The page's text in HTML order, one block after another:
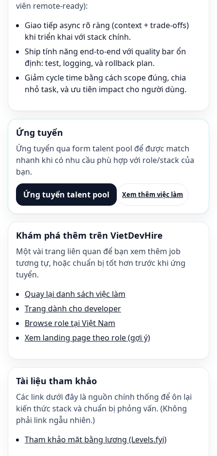
viên remote-ready):
Giao tiếp async rõ ràng (context + trade-offs)
khi triển khai với stack chính.
Ship tính năng end-to-end với quality bar ổn
định: test, logging, và rollback plan.
Giảm cycle time bằng cách scope đúng, chia
nhỏ task, và ưu tiên impact cho người dùng.
Ứng tuyển
Ứng tuyển qua form talent pool để được match
nhanh khi có nhu cầu phù hợp với role/stack của
bạn.
Ứng tuyển talent pool Xem thêm việc làm
Khám phá thêm trên VietDevHire
Một vài trang liên quan để bạn xem thêm job
tương tự, hoặc chuẩn bị tốt hơn trước khi ứng
tuyển.
Quay lại danh sách việc làm
Trang dành cho developer
Browse role tại Việt Nam
Xem landing page theo role (gợi ý)
Tài liệu tham khảo
Các link dưới đây là nguồn chính thống để ôn lại
kiến thức stack và chuẩn bị phỏng vấn. (Không
phải link ngẫu nhiên.)
Tham khảo mặt bằng lương (Levels.fyi)